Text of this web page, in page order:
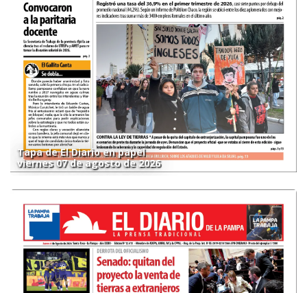
Tapa de El Diario en papel
viernes 07 de agosto de 2026